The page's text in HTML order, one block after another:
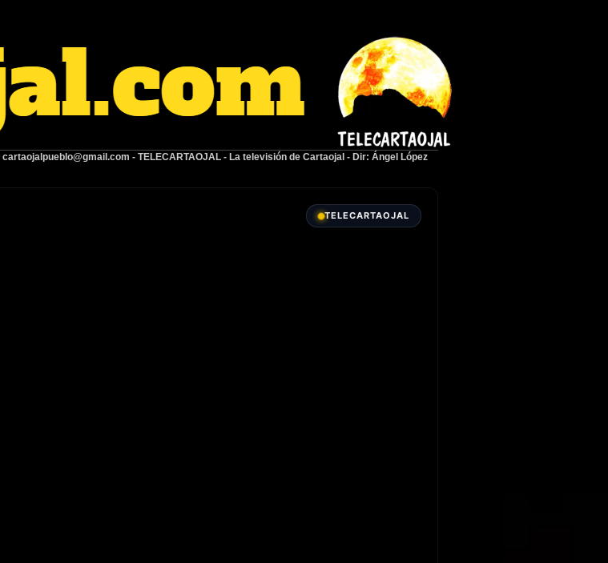
cartaojalpueblo@gmail.com - TELECARTAOJAL - La televisión de Cartaojal - Dir: Ángel López
TELECARTAOJAL